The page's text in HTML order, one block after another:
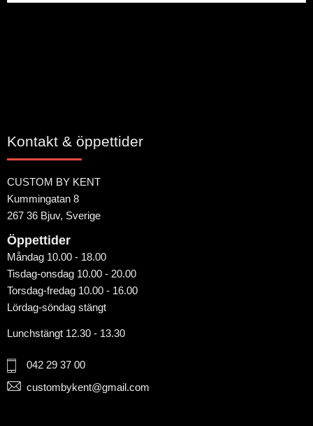
Kontakt & öppettider
CUSTOM BY KENT
Kummingatan 8
267 36 Bjuv, Sverige
Öppettider
Måndag 10.00 - 18.00
Tisdag-onsdag 10.00 - 20.00
Torsdag-fredag 10.00 - 16.00
Lördag-söndag stängt
Lunchstängt 12.30 - 13.30
042 29 37 00
custombykent@gmail.com